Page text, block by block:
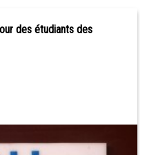
des étudiants des